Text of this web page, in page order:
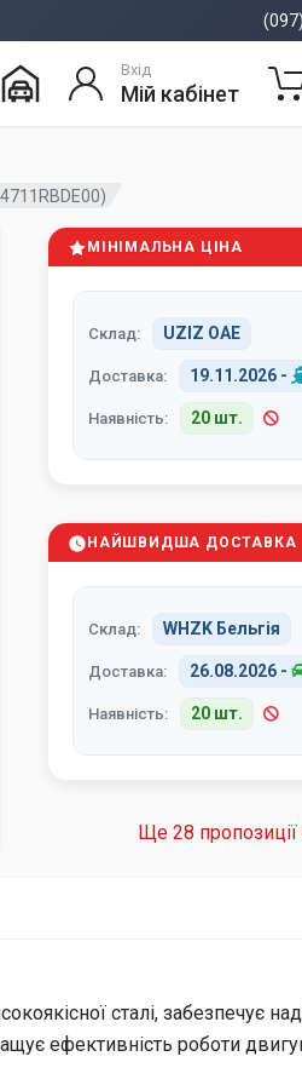
Вхід
Мій кабінет
МІНІМАЛЬНА ЦІНА
Склад: UZIZ ОАЕ
Доставка: 19.11.2026 -
Наявність: 20 шт.
НАЙШВИДША ДОСТАВКА
Склад: WHZK Бельгія
Доставка: 26.08.2026 -
Наявність: 20 шт.
сталі, забезпечує
ефективність роботи